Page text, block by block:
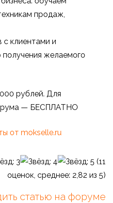
продаж,
клиентами и
желаемого
рублей. Для
— БЕСПЛАТНО
от mokselle.ru
(11
оценок, среднее: 2,82 из 5)
статью на форуме